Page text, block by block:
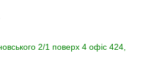
2/1 поверх 4 офіс 424,